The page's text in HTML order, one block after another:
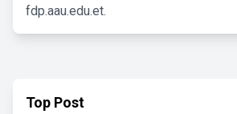
fdp.aau.edu.et.
Top Post